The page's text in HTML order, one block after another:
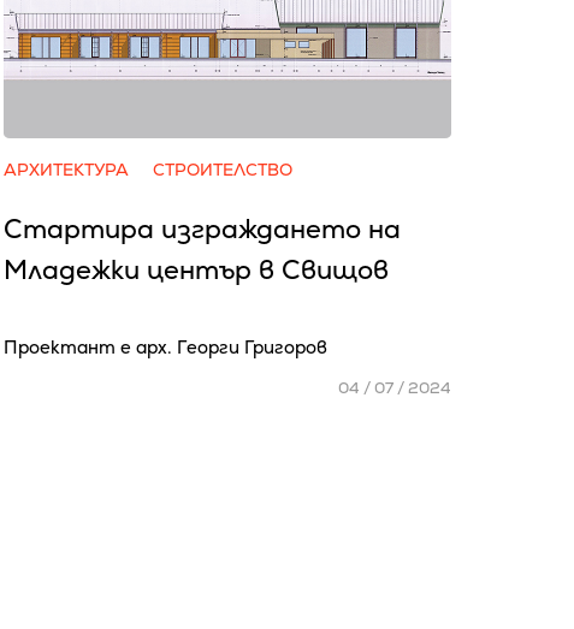
АРХИТЕКТУРА СТРОИТЕЛСТВО
Стартира изграждането на
Младежки център в Свищов
Проектант е арх. Георги Григоров
04 / 07 / 2024